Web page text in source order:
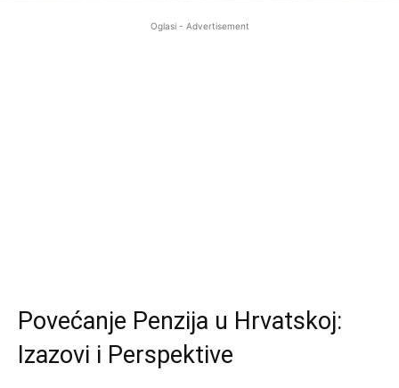
Oglasi - Advertisement
Povećanje Penzija u Hrvatskoj:
Izazovi i Perspektive